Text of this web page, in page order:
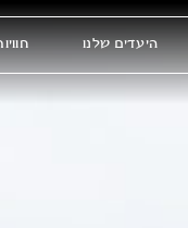
היעדים שלנו